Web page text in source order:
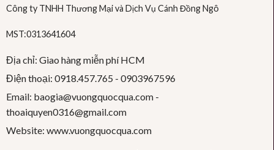
Công ty TNHH Thương Mại và Dịch Vụ Cánh Đồng Ngô
MST:0313641604
Địa chỉ: Giao hàng miễn phí HCM
Điện thoại: 0918.457.765 - 0903967596
Email: baogia@vuongquocqua.com -
thoaiquyen0316@gmail.com
Website: www.vuongquocqua.com